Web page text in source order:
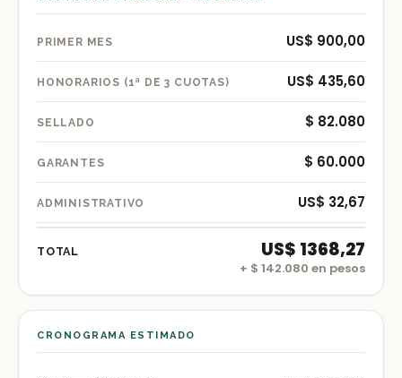
PRIMER MES US$ 900,00
HONORARIOS (1ª DE 3 CUOTAS) US$ 435,60
SELLADO $ 82.080
GARANTES $ 60.000
ADMINISTRATIVO US$ 32,67
TOTAL US$ 1368,27
+ $ 142.080 en pesos
CRONOGRAMA ESTIMADO